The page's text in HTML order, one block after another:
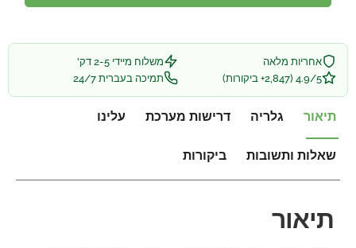
אחריות מלאה
משלוח מיידי 2-5 דק'
4.9/5 (2,847+ ביקורות)
תמיכה בעברית 24/7
תיאור גלריה דרישות מערכת עלינו
שאלות ותשובות ביקורות
תיאור